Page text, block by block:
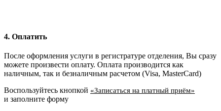
4. Оплатить
После оформления услуги в регистратуре отделения, Вы сразу
можете произвести оплату. Оплата производится как
наличным, так и безналичным расчетом (Visa, MasterCard)
Воспользуйтесь кнопкой «Записаться на платный приём»
и заполните форму